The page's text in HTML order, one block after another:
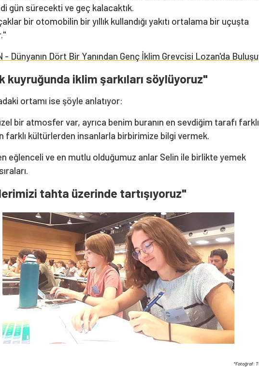
gün sürecekti ve geç kalacaktık.
bir otomobilin bir yıllık kullandığı yakıtı ortalama bir uçuşta
- Dünyanın Dört Bir Yanından Genç İklim Grevcisi Lozan'da
kuyruğunda iklim şarkıları söylüyoruz"
ortamı ise şöyle anlatıyor:
bir atmosfer var, ayrıca benim buranın en sevdiğim tarafı farklı
farklı kültürlerden insanlarla birbirimize bilgi vermek.
eğlenceli ve en mutlu olduğumuz anlar Selin ile birlikte yemek
tahta üzerinde tartışıyoruz"
*Fotoğraf: